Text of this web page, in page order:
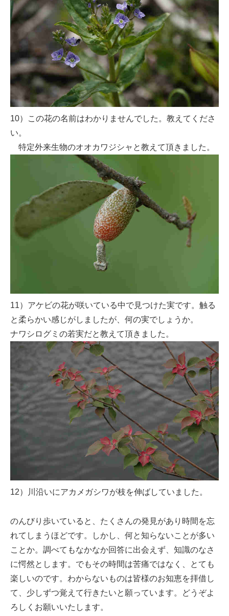
10）この花の名前はわかりませんでした。教えてくださ
い。
特定外来生物のオオカワジシャと教えて頂きました。
11）アケビの花が咲いている中で見つけた実です。触る
と柔らかい感じがしましたが、何の実でしょうか。
ナワシログミの若実だと教えて頂きました。
12）川沿いにアカメガシワが枝を伸ばしていました。
のんびり歩いていると、たくさんの発見があり時間を忘
れてしまうほどです。しかし、何と知らないことが多い
ことか。調べてもなかなか回答に出会えず、知識のなさ
に愕然とします。でもその時間は苦痛ではなく、とても
楽しいのです。わからないものは皆様のお知恵を拝借し
て、少しずつ覚えて行きたいと願っています。どうぞよ
ろしくお願いいたします。